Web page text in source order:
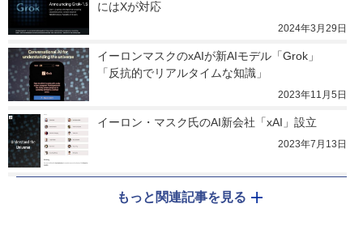
にはXが対応
2024年3月29日
イーロンマスクのxAIが新AIモデル「Grok」
「反抗的でリアルタイムな知識」
2023年11月5日
イーロン・マスク氏のAI新会社「xAI」設立
2023年7月13日
もっと関連記事を見る